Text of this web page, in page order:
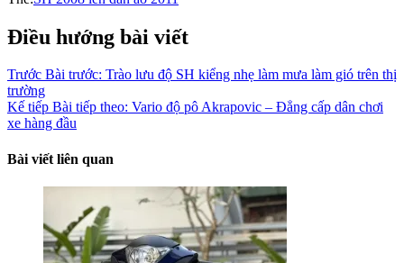
Điều hướng bài viết
Trước Bài trước: Trào lưu độ SH kiểng nhẹ làm mưa làm gió trên thị
trường
Kế tiếp Bài tiếp theo: Vario độ pô Akrapovic – Đẳng cấp dân chơi
xe hàng đầu
Bài viết liên quan